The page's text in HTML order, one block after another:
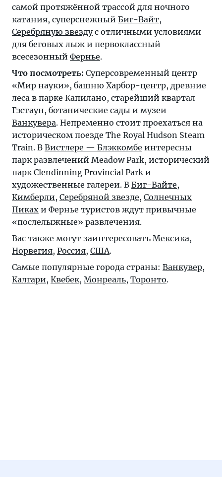
самой протяжённой трассой для ночного
катания, суперснежный Биг-Вайт,
Серебряную звездус отличными условиями
для беговых лыж и первоклассный
всесезонный Фернье.
Что посмотреть: Суперсовременный центр
«Мир науки», башню Харбор-центр, древние
леса в парке Капилано, старейший квартал
Гэстаун, ботанические сады и музеи
Ванкувера. Непременно стоит проехаться на
историческом поезде The Royal Hudson Steam
Train. В Вистлере — Блэккомбе интересны
парк развлечений Meadow Park, исторический
парк Clendinning Provincial Park и
художественные галереи. В Биг-Вайте,
Кимберли, Серебряной звезде, Солнечных
Пиках и Фернье туристов ждут привычные
«послелыжные» развлечения.
Вас также могут заинтересовать Мексика,
Норвегия, Россия, США.
Самые популярные города страны: Ванкувер,
Калгари, Квебек, Монреаль, Торонто.